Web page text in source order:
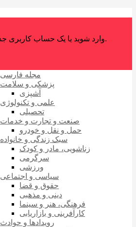
وارد شوید یا یک حساب کاربری جدید ایجاد کنید.
مجله فارسی
پزشکی و سلامت
آشپزی
علمی و تکنولوژی
تحصیلی
صنعت و تجارت و خدمات
حمل و نقل و خودرو
سبک زندگی و خانواده
زناشویی، مادر و کودک
سرگرمی
ورزشی
سیاسی و اجتماعی
حقوق و قضا
دینی و مذهبی
فرهنگی، هنر و سینما
کارآفرینی و بازاریابی
رویدادها و حوادث